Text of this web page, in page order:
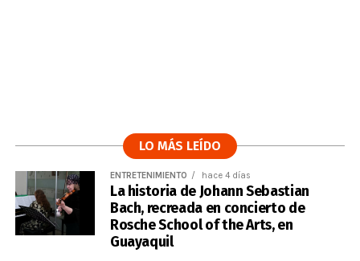
LO MÁS LEÍDO
ENTRETENIMIENTO hace 4 días
La historia de Johann Sebastian
Bach, recreada en concierto de
Rosche School of the Arts, en
Guayaquil